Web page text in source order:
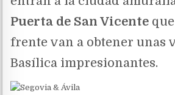
Puerta de San Vicente
frente van a obtener unas
Basílica impresionantes.